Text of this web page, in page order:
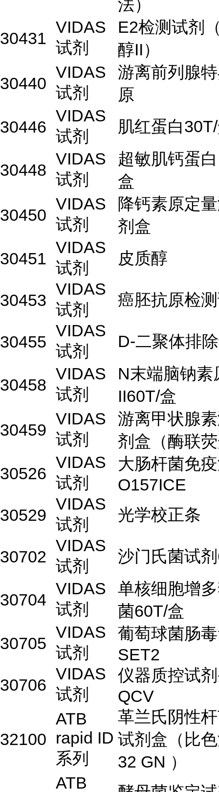
法）
30431
VIDAS
试剂
E2检测试剂
醇II）
30440
VIDAS
试剂
游离前列腺
原
30446
VIDAS
试剂
肌红蛋白
30448
VIDAS
试剂
超敏肌钙蛋
盒
30450
VIDAS
试剂
降钙素原定
剂盒
30451
VIDAS
试剂
皮质醇
30453
VIDAS
试剂
癌胚抗原检
30455
VIDAS
试剂
D-二聚体排
30458
VIDAS
试剂
N末端脑钠素
II60T/盒
30459
VIDAS
试剂
游离甲状腺
剂盒（酶联
30526
VIDAS
试剂
大肠杆菌免
O157ICE
30529
VIDAS
试剂
光学校正条
30702
VIDAS
试剂
沙门氏菌试
30704
VIDAS
试剂
单核细胞增
菌60T/盒
30705
VIDAS
试剂
葡萄球菌肠
SET2
30706
VIDAS
试剂
仪器质控试
QCV
32100
ATB
rapid ID
系列
革兰氏阴性
试剂盒（比
32 GN ）
ATB